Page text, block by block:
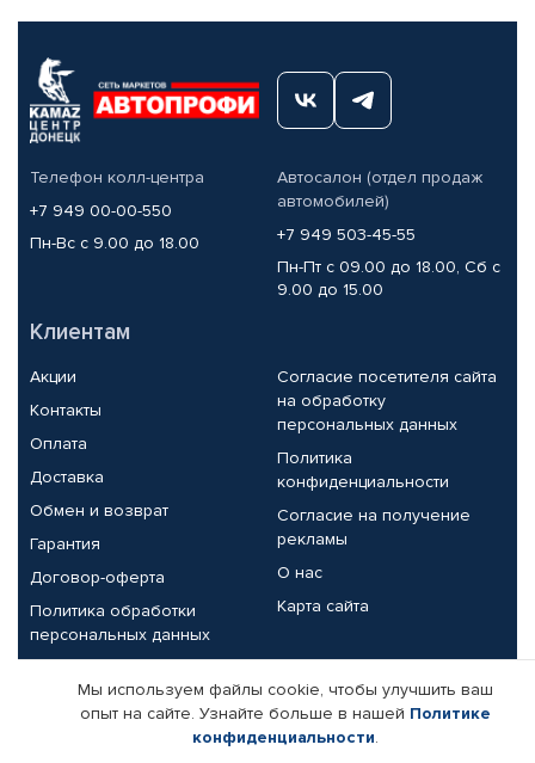
Телефон колл-центра
+7 949 00-00-550
Пн-Вс с 9.00 до 18.00
Автосалон (отдел продаж
автомобилей)
+7 949 503-45-55
Пн-Пт с 09.00 до 18.00, Сб с
9.00 до 15.00
Клиентам
Акции
Контакты
Оплата
Доставка
Обмен и возврат
Гарантия
Договор-оферта
Политика обработки
персональных данных
Согласие посетителя сайта
на обработку
персональных данных
Политика
конфиденциальности
Согласие на получение
рекламы
О нас
Карта сайта
Партнерам
Корпоративным клиентам
Реквизиты компании
Мы используем файлы cookie, чтобы улучшить ваш
опыт на сайте. Узнайте больше в нашей Политике
конфиденциальности.